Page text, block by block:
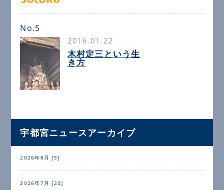
No.5
2016.01.22
木村定三という生
き方
宇都宮ニュースアーカイブ
2026年8月 [5]
2026年7月 [24]